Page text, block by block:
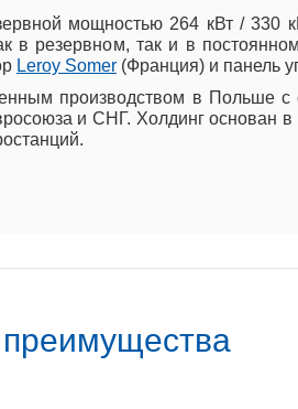
мощностью 264 кВт /
в резервном, так и в
Leroy Somer (Франция) и панель
производством в Польше
и СНГ. Холдинг основан